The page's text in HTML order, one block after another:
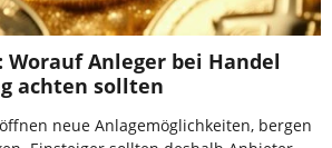
Worauf Anleger bei Handel
achten sollten
neue Anlagemöglichkeiten, bergen